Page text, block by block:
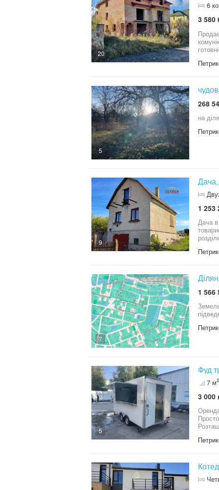
20
6
3 580
готовністю 45%. 2 повноцінних поверхи і
5
268
на
9
1 253
Дача в
також
7
1 566
5
Фуд
7 м2
3 000
Оренда фудтрака причіп
Просторе